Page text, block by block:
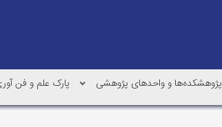
پژوهشکده‌ها و واحدهای پژوهشی پارک علم و فن